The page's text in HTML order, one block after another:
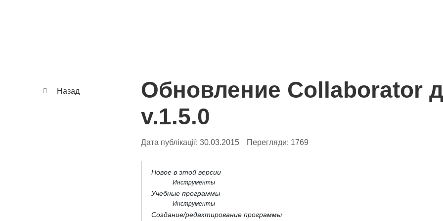
Назад
Обновление Collaborator
v.1.5.0
Дата публікації: 30.03.2015 Перегляди: 1769
Новое в этой версии
Инструменты
Учебные программы
Инструменты
Создание/редактирование программы